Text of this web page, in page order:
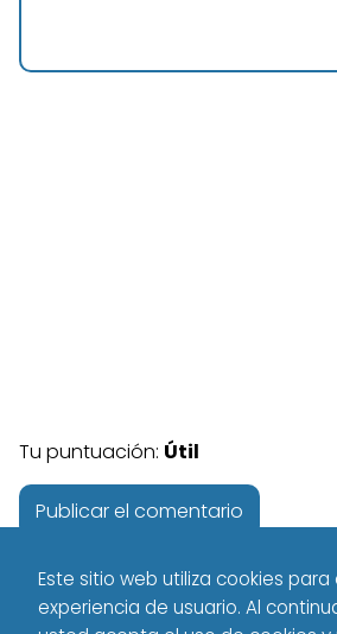
Tu puntuación: Útil
Este sitio web utiliza cookies para
experiencia de usuario. Al